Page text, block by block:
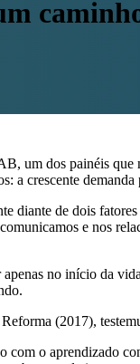
um dos painéis que
a crescente
diante de dois
e nos
no início da
(2017),
o aprendizado